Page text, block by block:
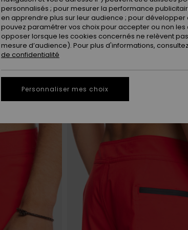
personnalisés ; pour mesurer la performance
en apprendre plus sur leur audience ; pour
pouvez paramétrer vos choix pour accepter ou non
opposer lorsque les cookies concernés ne relèvent
mesure d’audience). Pour plus d'informations,
de confidentialité
Personnaliser mes choix